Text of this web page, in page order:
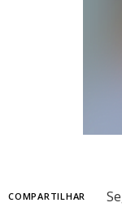
COMPARTILHAR